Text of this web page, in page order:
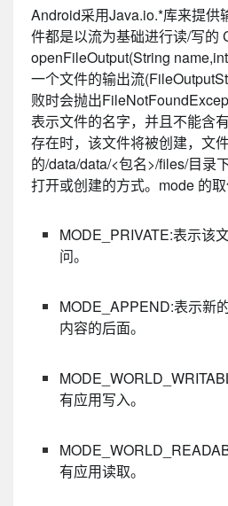
Android采用Java.io.*库来提供
件都是以流为基础进行读/写的
openFileOutput(String
一个文件的输出流
败时会抛出
表示文件的名字，并且不能含
存在时，该文件将被创建，文
的/data/data/<包名>/files/目录
打开或创建的方式。mode 的取
MODE_PRIVATE:表示该
问。
MODE_APPEND:表示新
内容的后面。
有应用写入。
有应用读取。